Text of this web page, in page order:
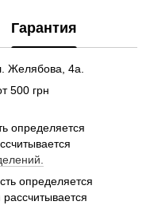
Гарантия
Желябова, 4а.
500 грн
определяется
определяется